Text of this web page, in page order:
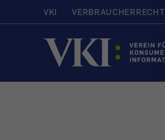
VKI VERBRAUCHERRECHT
Startseite